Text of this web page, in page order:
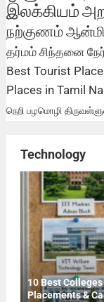
இலக்கியம்
நற்குணம்
தர்மம் சிந்தனை
Best Tourist
Places in Tamil
நெறி பழமொழி
Technology
10 Best
Placements &